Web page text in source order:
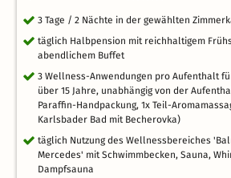
3 Tage / 2 Nächte in der gewählten
täglich Halbpension mit reichhaltigem
abendlichem Buffet
3 Wellness-Anwendungen pro Aufenthalt
über 15 Jahre, unabhängig von der
Paraffin-Handpackung, 1x Teil-
Karlsbader Bad mit Becherovka)
täglich Nutzung des Wellnessbereiches
Mercedes' mit Schwimmbecken, Sauna,
Dampfsauna